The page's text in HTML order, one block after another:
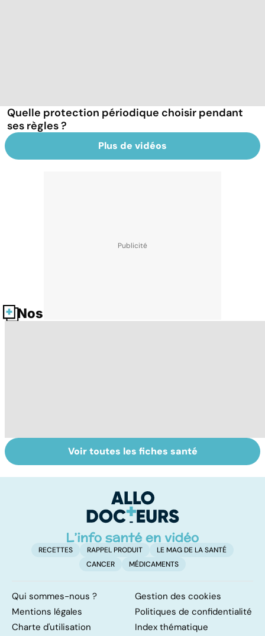
Quelle protection périodique choisir pendant
ses règles ?
Plus de vidéos
Nos fiches santé
Tout savoir sur le
cancer de la
Comment
maîtriser le
Voir toutes les fiches santé
RECETTES RAPPEL PRODUIT
LE MAG DE LA SANTÉ
CANCER
MÉDICAMENTS
Qui sommes-nous ?
Gestion des cookies
Mentions légales
Politiques de confidentialité
Charte d'utilisation
Index thématique